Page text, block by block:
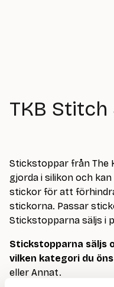
TKB
Stickstoppar från The
gjorda i silikon och
stickor för att
stickorna. Passar
Stickstopparna säljs i
Stickstopparna säljs
vilken kategori du
eller Annat.